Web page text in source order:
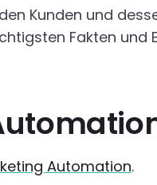
Kunden und
Fakten und
Automation.